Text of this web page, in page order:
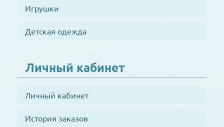
Игрушки
Детская одежда
Личный кабинет
Личный кабинет
История заказов